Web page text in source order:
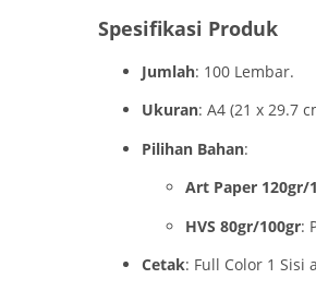
Spesifikasi Produk
Jumlah: 100 Lembar.
Ukuran: A4 (21 x 29.7
Pilihan Bahan:
Art Paper 120gr/
HVS 80gr/100gr:
Cetak: Full Color 1 Sisi